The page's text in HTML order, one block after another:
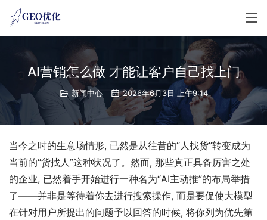
AI营销怎么做 才能让客户自己找上门
新闻中心 2026年6月3日 上午9:14
当今之时的生意场情形, 已然是从往昔的“人找货”转变成为
当前的“货找人”这种状况了。然而, 那些真正具备厉害之处
的企业, 已然着手开始进行一种名为“AI主动推”的布局举措
了——并非是等待着你去进行搜索操作, 而是要促使大模型
在针对用户所提出的问题予以回答的时候, 将你列为优先第